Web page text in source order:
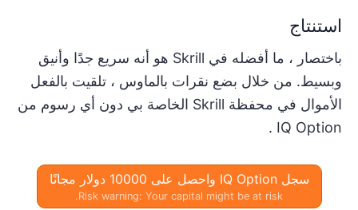
استنتاج
باختصار ، ما أفضله في Skrill هو أنه سريع جدًا وأنيق
وبسيط. من خلال بضع نقرات بالماوس ، تلقيت بالفعل
الأموال في محفظة Skrill الخاصة بي دون أي رسوم من
IQ Option .
سجل IQ Option واحصل على 10000 دولار مجانًا
Risk warning: Your capital might be at risk.